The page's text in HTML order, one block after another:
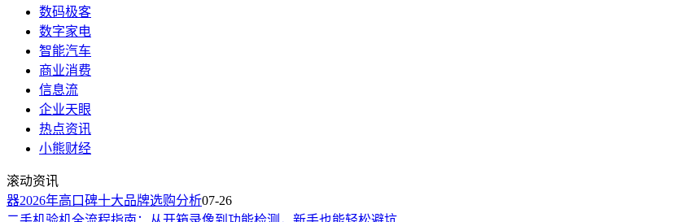
数码极客
数字家电
智能汽车
商业消费
信息流
企业天眼
热点资讯
小熊财经
滚动资讯
年高口碑十大品牌选购分析07-26
三星确认其智能眼镜Galaxy Glasses支持连接苹果iPhone
三星明年推新一代三折叠手机，或增备货量，丰富折叠屏产品线
微信输入法1.0.0 for HarmonyOS官网亮相，新增悬浮键盘、跨设备粘贴等多项实用功能
二手机验机全流程指南：从开箱录像到功能检测，新手也能轻松避坑